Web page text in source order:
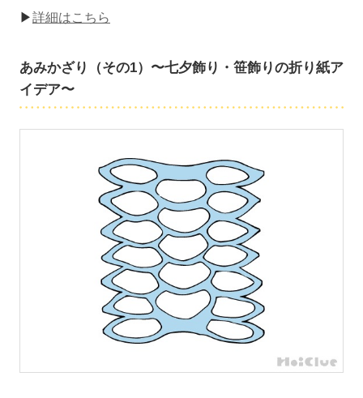
▶詳細はこちら
あみかざり（その1）〜七夕飾り・笹飾りの折り紙ア
イデア〜